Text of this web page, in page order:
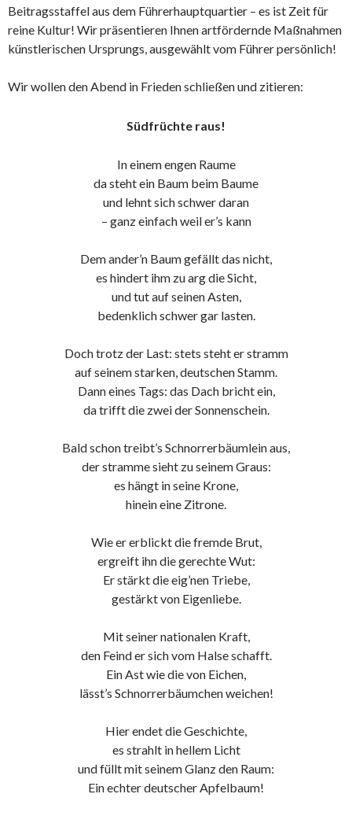
Beitragsstaffel aus dem Führerhauptquartier – es ist Zeit für
reine Kultur! Wir präsentieren Ihnen artfördernde Maßnahmen
künstlerischen Ursprungs, ausgewählt vom Führer persönlich!
Wir wollen den Abend in Frieden schließen und zitieren:
Südfrüchte raus!
In einem engen Raume
da steht ein Baum beim Baume
und lehnt sich schwer daran
– ganz einfach weil er’s kann
Dem ander’n Baum gefällt das nicht,
es hindert ihm zu arg die Sicht,
und tut auf seinen Asten,
bedenklich schwer gar lasten.
Doch trotz der Last: stets steht er stramm
auf seinem starken, deutschen Stamm.
Dann eines Tags: das Dach bricht ein,
da trifft die zwei der Sonnenschein.
Bald schon treibt’s Schnorrerbäumlein aus,
der stramme sieht zu seinem Graus:
es hängt in seine Krone,
hinein eine Zitrone.
Wie er erblickt die fremde Brut,
ergreift ihn die gerechte Wut:
Er stärkt die eig’nen Triebe,
gestärkt von Eigenliebe.
Mit seiner nationalen Kraft,
den Feind er sich vom Halse schafft.
Ein Ast wie die von Eichen,
lässt’s Schnorrerbäumchen weichen!
Hier endet die Geschichte,
es strahlt in hellem Licht
und füllt mit seinem Glanz den Raum:
Ein echter deutscher Apfelbaum!